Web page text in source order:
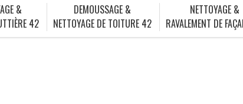
&
42
DEMOUSSAGE &
NETTOYAGE DE TOITURE 42
NETTOYAGE &
RAVALEMENT DE